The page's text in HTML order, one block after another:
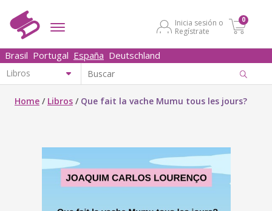
Inicia sesión o
Regístrate
0
Brasil Portugal España Deutschland
Home / Libros / Que fait la vache Mumu tous les jours?